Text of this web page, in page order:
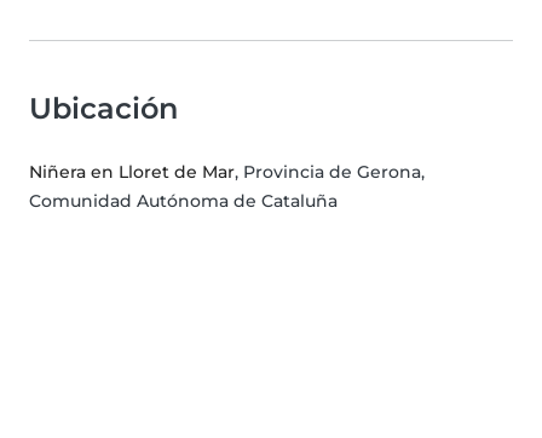
Ubicación
Niñera en Lloret de Mar, Provincia de Gerona,
Comunidad Autónoma de Cataluña